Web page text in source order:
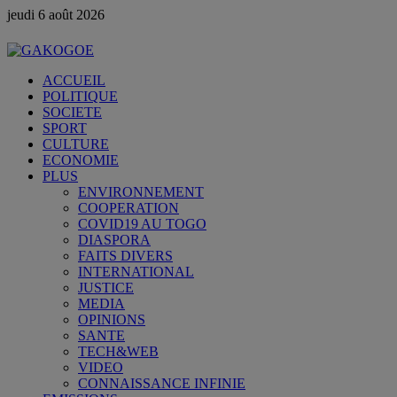
jeudi 6 août 2026
ACCUEIL
POLITIQUE
SOCIETE
SPORT
CULTURE
ECONOMIE
PLUS
ENVIRONNEMENT
COOPERATION
COVID19 AU TOGO
DIASPORA
FAITS DIVERS
INTERNATIONAL
JUSTICE
MEDIA
OPINIONS
SANTE
TECH&WEB
VIDEO
CONNAISSANCE INFINIE